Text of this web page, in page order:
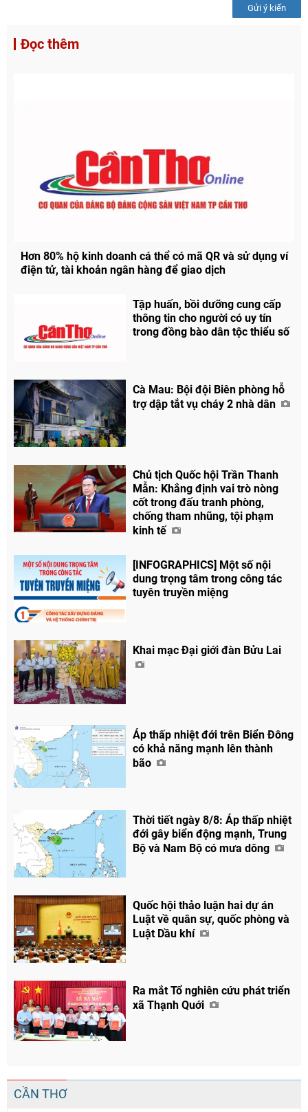
Chia sẻ
Facebook
Gửi ý kiến
Đọc thêm
Hơn 80% hộ kinh doanh cá thể có mã QR và sử dụng ví
điện tử, tài khoản ngân hàng để giao dịch
Tập huấn, bồi dưỡng cung cấp
thông tin cho người có uy tín
trong đồng bào dân tộc thiểu số
Cà Mau: Bội đội Biên phòng hỗ
trợ dập tắt vụ cháy 2 nhà dân
Chủ tịch Quốc hội Trần Thanh
Mẫn: Khẳng định vai trò nòng
cốt trong đấu tranh phòng,
chống tham nhũng, tội phạm
kinh tế
[INFOGRAPHICS] Một số nội
dung trọng tâm trong công tác
tuyên truyền miệng
Khai mạc Đại giới đàn Bửu Lai
Áp thấp nhiệt đới trên Biển Đông
có khả năng mạnh lên thành
bão
Thời tiết ngày 8/8: Áp thấp nhiệt
đới gây biển động mạnh, Trung
Bộ và Nam Bộ có mưa dông
Quốc hội thảo luận hai dự án
Luật về quân sự, quốc phòng và
Luật Dầu khí
Ra mắt Tổ nghiên cứu phát triển
xã Thạnh Quới
CẦN THƠ